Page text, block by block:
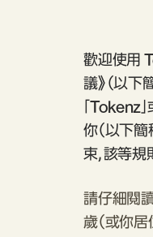
歡迎使用
議》（以下
「Tokenz
你（以下簡
束，該等
請仔細閱
歲（或你